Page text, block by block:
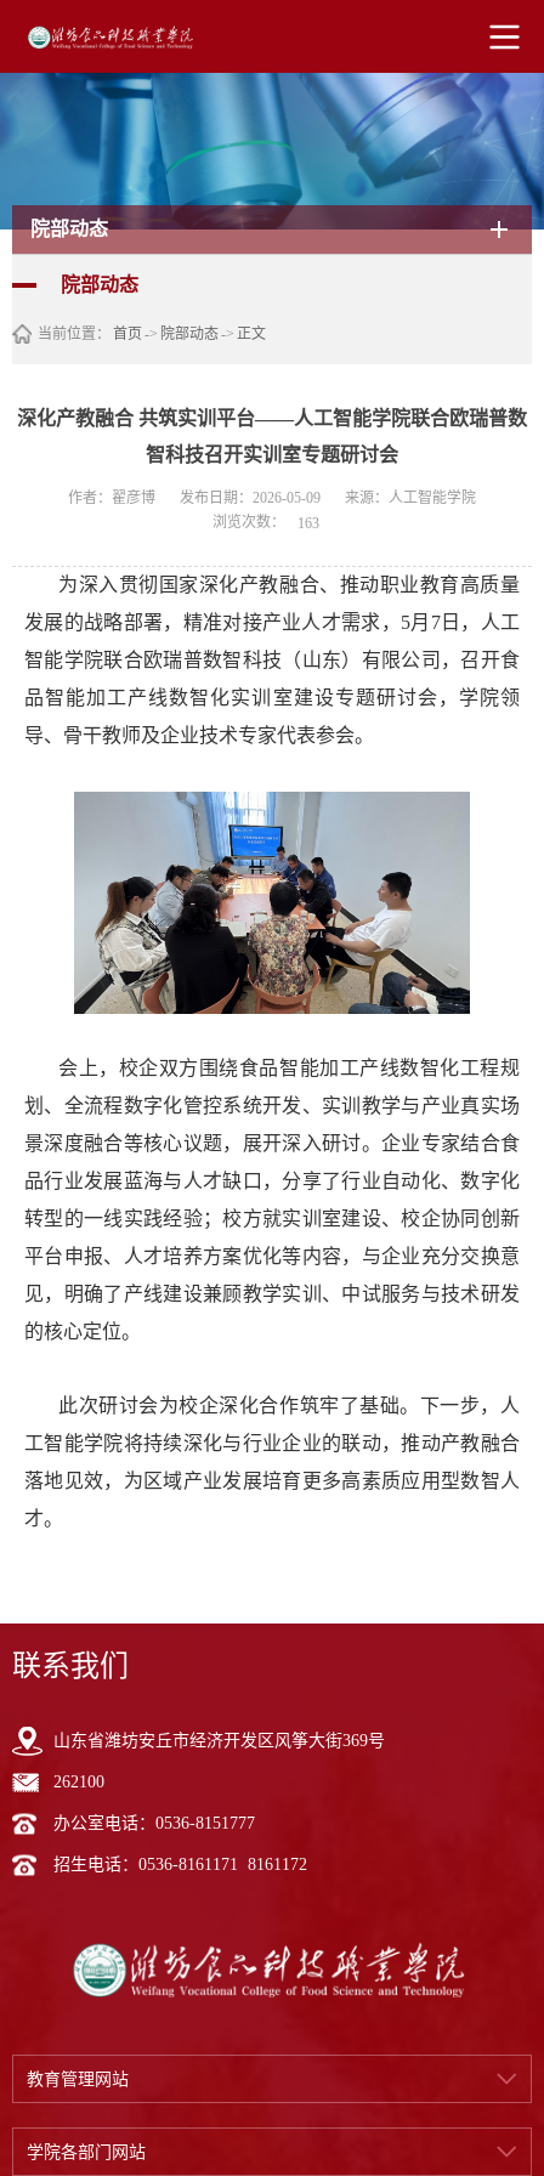
院部动态
院部动态
当前位置： 首页-> 院部动态-> 正文
深化产教融合 共筑实训平台——人工智能学院联合欧瑞普数
智科技召开实训室专题研讨会
作者：翟彦博 发布日期：2026-05-09
来源：人工智能学院
浏览次数：
163
为深入贯彻国家深化产教融合、推动职业教育高质量
发展的战略部署，精准对接产业人才需求，5月7日，人工
智能学院联合欧瑞普数智科技（山东）有限公司，召开食
品智能加工产线数智化实训室建设专题研讨会，学院领
导、骨干教师及企业技术专家代表参会。
会上，校企双方围绕食品智能加工产线数智化工程规
划、全流程数字化管控系统开发、实训教学与产业真实场
景深度融合等核心议题，展开深入研讨。企业专家结合食
品行业发展蓝海与人才缺口，分享了行业自动化、数字化
转型的一线实践经验；校方就实训室建设、校企协同创新
平台申报、人才培养方案优化等内容，与企业充分交换意
见，明确了产线建设兼顾教学实训、中试服务与技术研发
的核心定位。
此次研讨会为校企深化合作筑牢了基础。下一步，人
工智能学院将持续深化与行业企业的联动，推动产教融合
落地见效，为区域产业发展培育更多高素质应用型数智人
才。
联系我们
山东省潍坊安丘市经济开发区风筝大街369号
262100
办公室电话：0536-8151777
招生电话：0536-8161171 8161172
教育管理网站
学院各部门网站